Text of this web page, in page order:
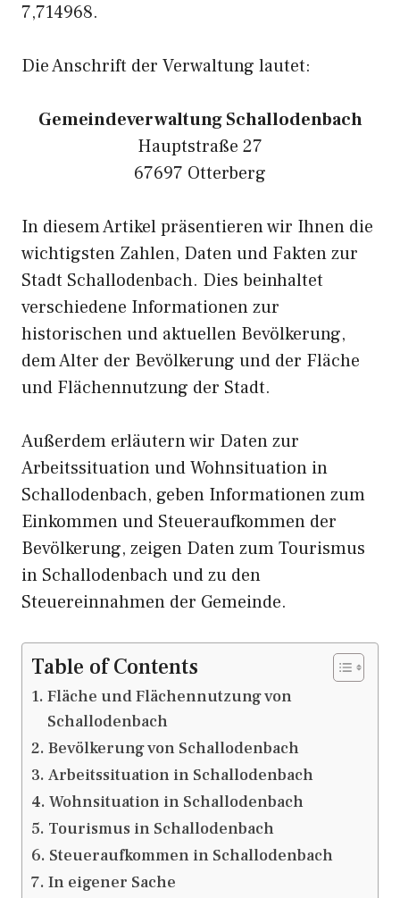
7,714968.
Die Anschrift der Verwaltung lautet:
Gemeindeverwaltung Schallodenbach
Hauptstraße 27
67697 Otterberg
In diesem Artikel präsentieren wir Ihnen die
wichtigsten Zahlen, Daten und Fakten zur
Stadt Schallodenbach. Dies beinhaltet
verschiedene Informationen zur
historischen und aktuellen Bevölkerung,
dem Alter der Bevölkerung und der Fläche
und Flächennutzung der Stadt.
Außerdem erläutern wir Daten zur
Arbeitssituation und Wohnsituation in
Schallodenbach, geben Informationen zum
Einkommen und Steueraufkommen der
Bevölkerung, zeigen Daten zum Tourismus
in Schallodenbach und zu den
Steuereinnahmen der Gemeinde.
Table of Contents
Fläche und Flächennutzung von
Schallodenbach
Bevölkerung von Schallodenbach
Arbeitssituation in Schallodenbach
Wohnsituation in Schallodenbach
Tourismus in Schallodenbach
Steueraufkommen in Schallodenbach
In eigener Sache